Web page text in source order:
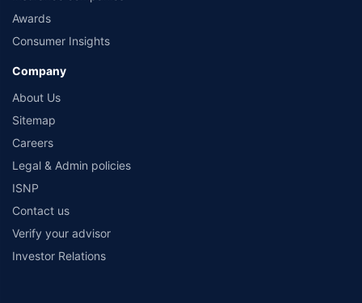
Awards
Consumer Insights
Company
About Us
Sitemap
Careers
Legal & Admin policies
ISNP
Contact us
Verify your advisor
Investor Relations